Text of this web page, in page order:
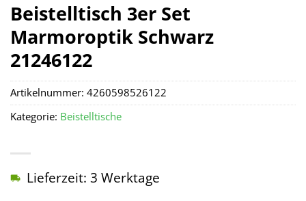
Beistelltisch 3er Set
Marmoroptik Schwarz
21246122
Lieferzeit: 3 Werktage
Artikelnummer: 4260598526122
Kategorie: Beistelltische